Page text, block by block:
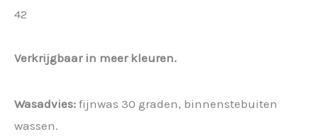
42
Verkrijgbaar in meer kleuren.
Wasadvies: fijnwas 30 graden, binnenstebuiten
wassen.